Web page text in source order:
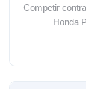
Competir
Honda